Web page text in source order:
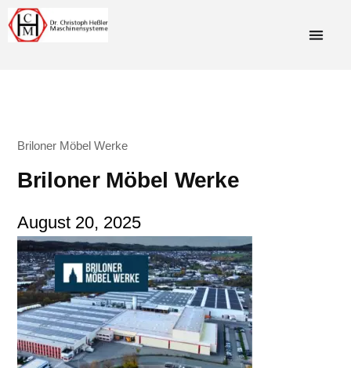
Briloner Möbel Werke
Briloner Möbel Werke
August 20, 2025